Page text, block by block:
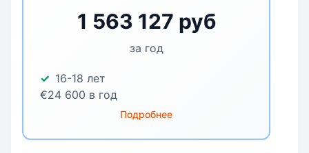
1 563 127 руб
за год
16-18 лет
€24 600 в год
Подробнее